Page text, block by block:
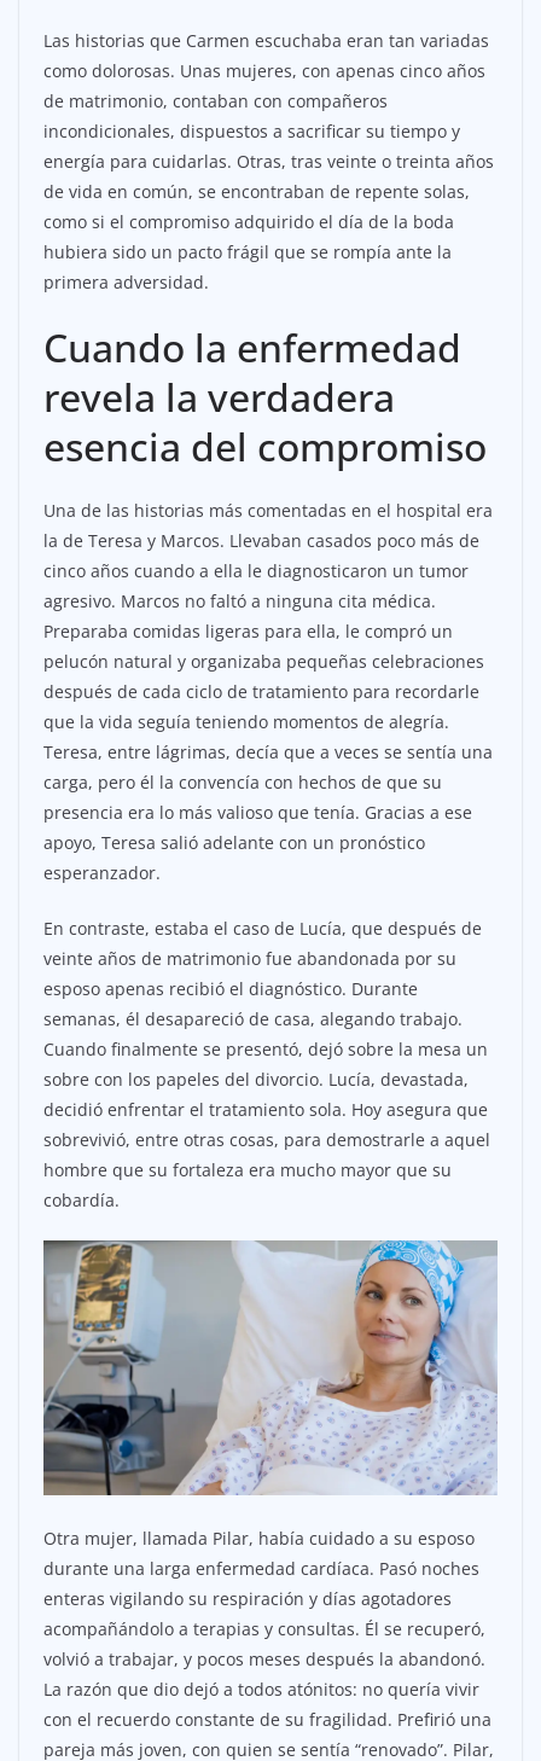
Las historias que Carmen escuchaba eran tan variadas
como dolorosas. Unas mujeres, con apenas cinco años
de matrimonio, contaban con compañeros
incondicionales, dispuestos a sacrificar su tiempo y
energía para cuidarlas. Otras, tras veinte o treinta años
de vida en común, se encontraban de repente solas,
como si el compromiso adquirido el día de la boda
hubiera sido un pacto frágil que se rompía ante la
primera adversidad.
Cuando la enfermedad
revela la verdadera
esencia del compromiso
Una de las historias más comentadas en el hospital era
la de Teresa y Marcos. Llevaban casados poco más de
cinco años cuando a ella le diagnosticaron un tumor
agresivo. Marcos no faltó a ninguna cita médica.
Preparaba comidas ligeras para ella, le compró un
pelucón natural y organizaba pequeñas celebraciones
después de cada ciclo de tratamiento para recordarle
que la vida seguía teniendo momentos de alegría.
Teresa, entre lágrimas, decía que a veces se sentía una
carga, pero él la convencía con hechos de que su
presencia era lo más valioso que tenía. Gracias a ese
apoyo, Teresa salió adelante con un pronóstico
esperanzador.
En contraste, estaba el caso de Lucía, que después de
veinte años de matrimonio fue abandonada por su
esposo apenas recibió el diagnóstico. Durante
semanas, él desapareció de casa, alegando trabajo.
Cuando finalmente se presentó, dejó sobre la mesa un
sobre con los papeles del divorcio. Lucía, devastada,
decidió enfrentar el tratamiento sola. Hoy asegura que
sobrevivió, entre otras cosas, para demostrarle a aquel
hombre que su fortaleza era mucho mayor que su
cobardía.
Otra mujer, llamada Pilar, había cuidado a su esposo
durante una larga enfermedad cardíaca. Pasó noches
enteras vigilando su respiración y días agotadores
acompañándolo a terapias y consultas. Él se recuperó,
volvió a trabajar, y pocos meses después la abandonó.
La razón que dio dejó a todos atónitos: no quería vivir
con el recuerdo constante de su fragilidad. Prefirió una
pareja más joven, con quien se sentía “renovado”. Pilar,